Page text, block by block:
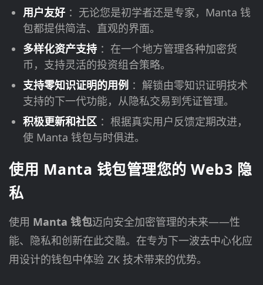
用户友好 ：无论您是初学者还是专家，Manta 钱
包都提供简洁、直观的界面。
多样化资产支持 ：在一个地方管理各种加密货
币，支持灵活的投资组合策略。
支持零知识证明的用例 ：解锁由零知识证明技术
支持的下一代功能，从隐私交易到凭证管理。
积极更新和社区 ：根据真实用户反馈定期改进，
使 Manta 钱包与时俱进。
使用 Manta 钱包管理您的 Web3 隐
私
使用 Manta 钱包迈向安全加密管理的未来——性
能、隐私和创新在此交融。在专为下一波去中心化应
用设计的钱包中体验 ZK 技术带来的优势。